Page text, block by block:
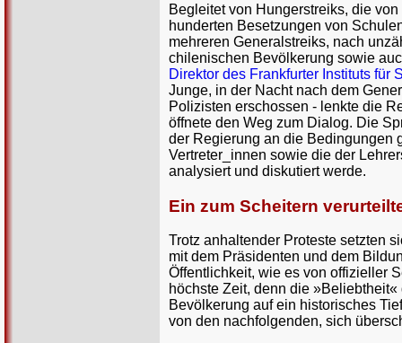
Begleitet von Hungerstreiks, die
hunderten Besetzungen von
mehreren Generalstreiks, nach
chilenischen Bevölkerung sowie
Direktor des Frankfurter Instituts für
Junge, in der Nacht nach dem
Polizisten erschossen - lenkte die
öffnete den Weg zum Dialog. Die
der Regierung an die Bedingungen
Vertreter_innen sowie die der
analysiert und diskutiert werde.
Ein zum Scheitern
Trotz anhaltender Proteste setzten
mit dem Präsidenten und dem
Öffentlichkeit, wie es von offizieller
höchste Zeit, denn die
Bevölkerung auf ein historisches
von den nachfolgenden, sich